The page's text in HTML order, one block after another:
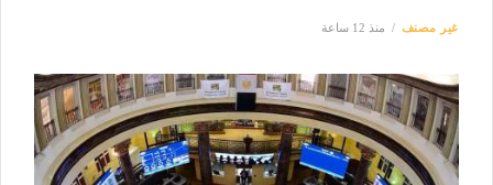
غير مصنف منذ 12 ساعة